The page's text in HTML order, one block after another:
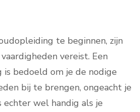
te beginnen, zijn
vereist. Een
is bedoeld om je de nodige
bij te brengen, ongeacht je
echter wel handig als je